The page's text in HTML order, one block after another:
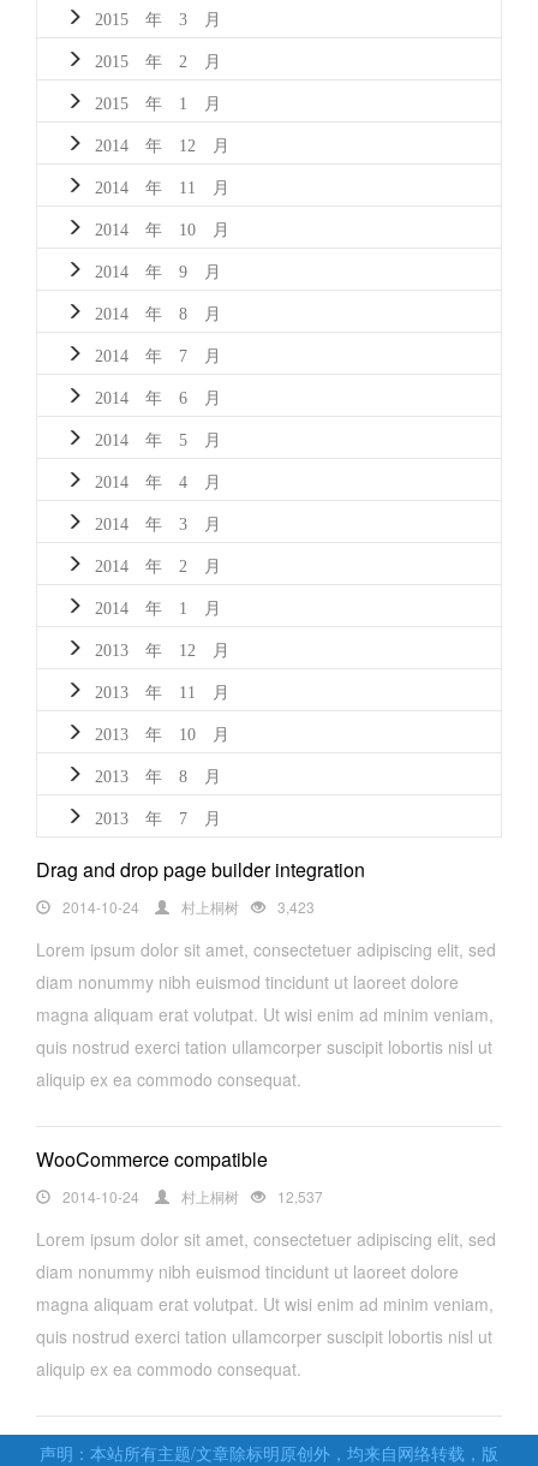
2015 年 3 月
2015 年 2 月
2015 年 1 月
2014 年 12 月
2014 年 11 月
2014 年 10 月
2014 年 9 月
2014 年 8 月
2014 年 7 月
2014 年 6 月
2014 年 5 月
2014 年 4 月
2014 年 3 月
2014 年 2 月
2014 年 1 月
2013 年 12 月
2013 年 11 月
2013 年 10 月
2013 年 8 月
2013 年 7 月
Drag and drop page builder integration
2014-10-24 村上桐树 3,423
Lorem ipsum dolor sit amet, consectetuer adipiscing elit, sed
diam nonummy nibh euismod tincidunt ut laoreet dolore
magna aliquam erat volutpat. Ut wisi enim ad minim veniam,
quis nostrud exerci tation ullamcorper suscipit lobortis nisl ut
aliquip ex ea commodo consequat.
WooCommerce compatible
2014-10-24 村上桐树 12,537
Lorem ipsum dolor sit amet, consectetuer adipiscing elit, sed
diam nonummy nibh euismod tincidunt ut laoreet dolore
magna aliquam erat volutpat. Ut wisi enim ad minim veniam,
quis nostrud exerci tation ullamcorper suscipit lobortis nisl ut
aliquip ex ea commodo consequat.
声明：本站所有主题/文章除标明原创外，均来自网络转载，版